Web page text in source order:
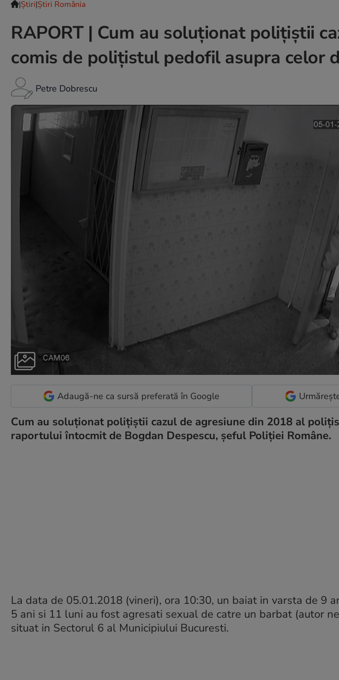
|Ştiri|Știri România
RAPORT | Cum au soluționat polițiștii
comis de polițistul pedofil asupra celor
Petre Dobrescu
Adaugă-ne ca sursă preferată în Google
Cum au soluționat polițiștii cazul de agresiune din 2018 al
raportului întocmit de Bogdan Despescu, șeful Poliției Române.
La data de 05.01.2018 (vineri), ora 10:30, un baiat in varsta de 9
5 ani si 11 luni au fost agresati sexual de catre un barbat (autor
situat in Sectorul 6 al Municipiului Bucuresti.